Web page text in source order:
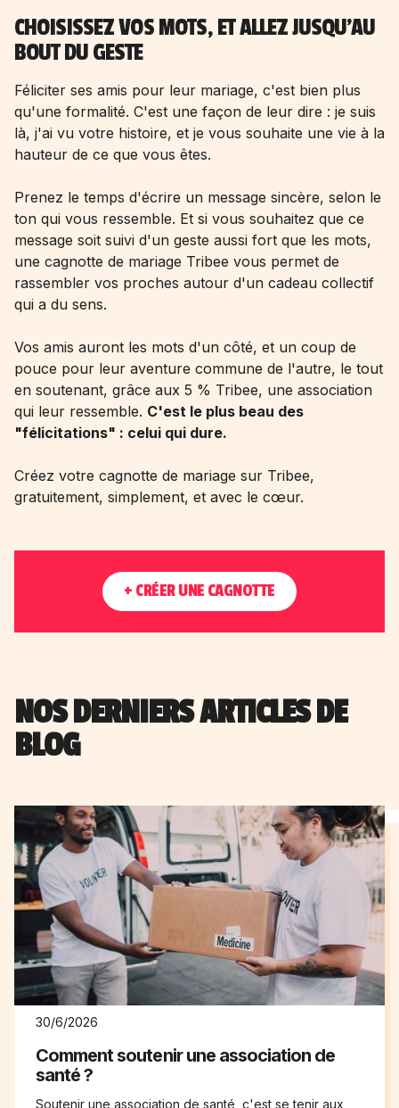
CHOISISSEZ VOS MOTS, ET ALLEZ JUSQU'AU
BOUT DU GESTE
Féliciter ses amis pour leur mariage, c'est bien plus
qu'une formalité. C'est une façon de leur dire : je suis
là, j'ai vu votre histoire, et je vous souhaite une vie à la
hauteur de ce que vous êtes.
Prenez le temps d'écrire un message sincère, selon le
ton qui vous ressemble. Et si vous souhaitez que ce
message soit suivi d'un geste aussi fort que les mots,
une cagnotte de mariage Tribee vous permet de
rassembler vos proches autour d'un cadeau collectif
qui a du sens.
Vos amis auront les mots d'un côté, et un coup de
pouce pour leur aventure commune de l'autre, le tout
en soutenant, grâce aux 5 % Tribee, une association
qui leur ressemble. C'est le plus beau des
"félicitations" : celui qui dure.
Créez votre cagnotte de mariage sur Tribee,
gratuitement, simplement, et avec le cœur.
+ CRÉER UNE CAGNOTTE
NOS DERNIERS ARTICLES DE
BLOG
30/6/2026
Comment soutenir une association de
santé ?
Soutenir une association de santé, c'est se tenir aux